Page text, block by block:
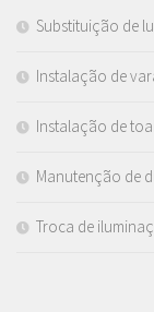
Substituição de
Instalação de
Instalação de
Manutenção de
Troca de